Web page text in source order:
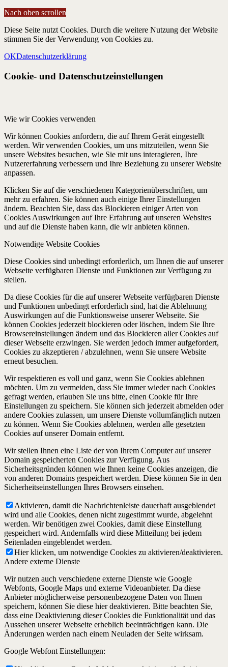
Nach oben scrollen
Diese Seite nutzt Cookies. Durch die weitere Nutzung der Website
stimmen Sie der Verwendung von Cookies zu.
OKDatenschutzerklärung
Cookie- und Datenschutzeinstellungen
Wie wir Cookies verwenden
Wir können Cookies anfordern, die auf Ihrem Gerät eingestellt
werden. Wir verwenden Cookies, um uns mitzuteilen, wenn Sie
unsere Websites besuchen, wie Sie mit uns interagieren, Ihre
Nutzererfahrung verbessern und Ihre Beziehung zu unserer Website
anpassen.
Klicken Sie auf die verschiedenen Kategorienüberschriften, um
mehr zu erfahren. Sie können auch einige Ihrer Einstellungen
ändern. Beachten Sie, dass das Blockieren einiger Arten von
Cookies Auswirkungen auf Ihre Erfahrung auf unseren Websites
und auf die Dienste haben kann, die wir anbieten können.
Notwendige Website Cookies
Diese Cookies sind unbedingt erforderlich, um Ihnen die auf unserer
Webseite verfügbaren Dienste und Funktionen zur Verfügung zu
stellen.
Da diese Cookies für die auf unserer Webseite verfügbaren Dienste
und Funktionen unbedingt erforderlich sind, hat die Ablehnung
Auswirkungen auf die Funktionsweise unserer Webseite. Sie
können Cookies jederzeit blockieren oder löschen, indem Sie Ihre
Browsereinstellungen ändern und das Blockieren aller Cookies auf
dieser Webseite erzwingen. Sie werden jedoch immer aufgefordert,
Cookies zu akzeptieren / abzulehnen, wenn Sie unsere Website
erneut besuchen.
Wir respektieren es voll und ganz, wenn Sie Cookies ablehnen
möchten. Um zu vermeiden, dass Sie immer wieder nach Cookies
gefragt werden, erlauben Sie uns bitte, einen Cookie für Ihre
Einstellungen zu speichern. Sie können sich jederzeit abmelden oder
andere Cookies zulassen, um unsere Dienste vollumfänglich nutzen
zu können. Wenn Sie Cookies ablehnen, werden alle gesetzten
Cookies auf unserer Domain entfernt.
Wir stellen Ihnen eine Liste der von Ihrem Computer auf unserer
Domain gespeicherten Cookies zur Verfügung. Aus
Sicherheitsgründen können wie Ihnen keine Cookies anzeigen, die
von anderen Domains gespeichert werden. Diese können Sie in den
Sicherheitseinstellungen Ihres Browsers einsehen.
Aktivieren, damit die Nachrichtenleiste dauerhaft ausgeblendet
wird und alle Cookies, denen nicht zugestimmt wurde, abgelehnt
werden. Wir benötigen zwei Cookies, damit diese Einstellung
gespeichert wird. Andernfalls wird diese Mitteilung bei jedem
Seitenladen eingeblendet werden.
Hier klicken, um notwendige Cookies zu aktivieren/deaktivieren.
Andere externe Dienste
Wir nutzen auch verschiedene externe Dienste wie Google
Webfonts, Google Maps und externe Videoanbieter. Da diese
Anbieter möglicherweise personenbezogene Daten von Ihnen
speichern, können Sie diese hier deaktivieren. Bitte beachten Sie,
dass eine Deaktivierung dieser Cookies die Funktionalität und das
Aussehen unserer Webseite erheblich beeinträchtigen kann. Die
Änderungen werden nach einem Neuladen der Seite wirksam.
Google Webfont Einstellungen: